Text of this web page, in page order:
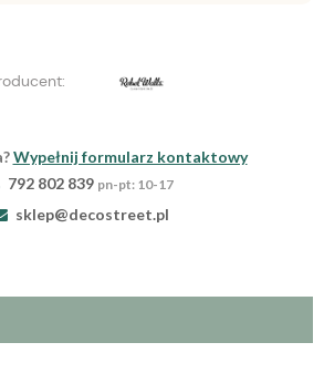
Wypełnij formularz kontaktowy
792 802 839 pn-pt: 10-17
sklep@decostreet.pl